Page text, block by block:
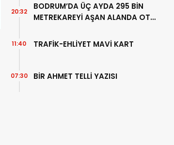
BODRUM’DA ÜÇ AYDA 295 BİN
METREKAREYİ AŞAN ALANDA OT
20:32
TRAFİK-EHLİYET MAVİ KART
11:40
BİR AHMET TELLİ YAZISI
07:30